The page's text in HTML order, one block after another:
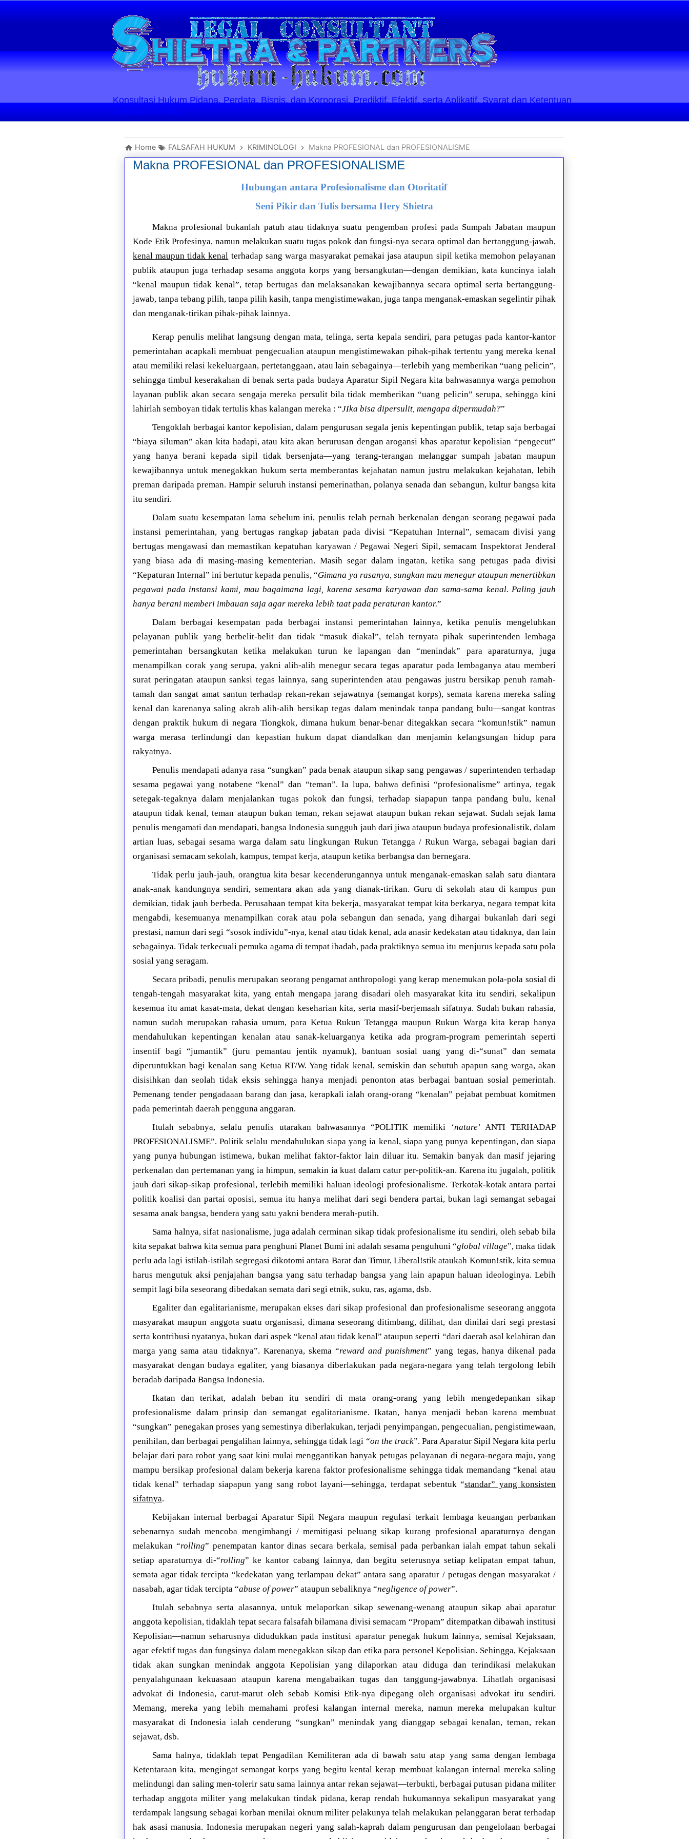
Konsultasi Hukum Pidana, Perdata, Bisnis, dan Korporasi. Prediktif, Efektif, serta Aplikatif. Syarat dan Ketentuan
Layanan Berlaku
Home FALSAFAH HUKUM KRIMINOLOGI Makna PROFESIONAL dan PROFESIONALISME
Makna PROFESIONAL dan PROFESIONALISME
Hubungan antara Profesionalisme dan Otoritatif
Seni Pikir dan Tulis bersama Hery Shietra
Makna profesional bukanlah patuh atau tidaknya suatu pengemban profesi pada Sumpah Jabatan maupun
Kode Etik Profesinya, namun melakukan suatu tugas pokok dan fungsi-nya secara optimal dan bertanggung-jawab,
kenal maupun tidak kenal terhadap sang warga masyarakat pemakai jasa ataupun sipil ketika memohon pelayanan
publik ataupun juga terhadap sesama anggota korps yang bersangkutan—dengan demikian, kata kuncinya ialah
“kenal maupun tidak kenal”, tetap bertugas dan melaksanakan kewajibannya secara optimal serta bertanggung-
jawab, tanpa tebang pilih, tanpa pilih kasih, tanpa mengistimewakan, juga tanpa menganak-emaskan segelintir pihak
dan menganak-tirikan pihak-pihak lainnya.
Kerap penulis melihat langsung dengan mata, telinga, serta kepala sendiri, para petugas pada kantor-kantor
pemerintahan acapkali membuat pengecualian ataupun mengistimewakan pihak-pihak tertentu yang mereka kenal
atau memiliki relasi kekeluargaan, pertetanggaan, atau lain sebagainya—terlebih yang memberikan “uang pelicin”,
sehingga timbul keserakahan di benak serta pada budaya Aparatur Sipil Negara kita bahwasannya warga pemohon
layanan publik akan secara sengaja mereka persulit bila tidak memberikan “uang pelicin” serupa, sehingga kini
lahirlah semboyan tidak tertulis khas kalangan mereka : “JIka bisa dipersulit, mengapa dipermudah?”
Tengoklah berbagai kantor kepolisian, dalam pengurusan segala jenis kepentingan publik, tetap saja berbagai
“biaya siluman” akan kita hadapi, atau kita akan berurusan dengan arogansi khas aparatur kepolisian “pengecut”
yang hanya berani kepada sipil tidak bersenjata—yang terang-terangan melanggar sumpah jabatan maupun
kewajibannya untuk menegakkan hukum serta memberantas kejahatan namun justru melakukan kejahatan, lebih
preman daripada preman. Hampir seluruh instansi pemerinathan, polanya senada dan sebangun, kultur bangsa kita
itu sendiri.
Dalam suatu kesempatan lama sebelum ini, penulis telah pernah berkenalan dengan seorang pegawai pada
instansi pemerintahan, yang bertugas rangkap jabatan pada divisi “Kepatuhan Internal”, semacam divisi yang
bertugas mengawasi dan memastikan kepatuhan karyawan / Pegawai Negeri Sipil, semacam Inspektorat Jenderal
yang biasa ada di masing-masing kementerian. Masih segar dalam ingatan, ketika sang petugas pada divisi
“Kepaturan Internal” ini bertutur kepada penulis, “Gimana ya rasanya, sungkan mau menegur ataupun menertibkan
pegawai pada instansi kami, mau bagaimana lagi, karena sesama karyawan dan sama-sama kenal. Paling jauh
hanya berani memberi imbauan saja agar mereka lebih taat pada peraturan kantor.”
Dalam berbagai kesempatan pada berbagai instansi pemerintahan lainnya, ketika penulis mengeluhkan
pelayanan publik yang berbelit-belit dan tidak “masuk diakal”, telah ternyata pihak superintenden lembaga
pemerintahan bersangkutan ketika melakukan turun ke lapangan dan “menindak” para aparaturnya, juga
menampilkan corak yang serupa, yakni alih-alih menegur secara tegas aparatur pada lembaganya atau memberi
surat peringatan ataupun sanksi tegas lainnya, sang superintenden atau pengawas justru bersikap penuh ramah-
tamah dan sangat amat santun terhadap rekan-rekan sejawatnya (semangat korps), semata karena mereka saling
kenal dan karenanya saling akrab alih-alih bersikap tegas dalam menindak tanpa pandang bulu—sangat kontras
dengan praktik hukum di negara Tiongkok, dimana hukum benar-benar ditegakkan secara “komun!stik” namun
warga merasa terlindungi dan kepastian hukum dapat diandalkan dan menjamin kelangsungan hidup para
rakyatnya.
Penulis mendapati adanya rasa “sungkan” pada benak ataupun sikap sang pengawas / superintenden terhadap
sesama pegawai yang notabene “kenal” dan “teman”. Ia lupa, bahwa definisi “profesionalisme” artinya, tegak
setegak-tegaknya dalam menjalankan tugas pokok dan fungsi, terhadap siapapun tanpa pandang bulu, kenal
ataupun tidak kenal, teman ataupun bukan teman, rekan sejawat ataupun bukan rekan sejawat. Sudah sejak lama
penulis mengamati dan mendapati, bangsa Indonesia sungguh jauh dari jiwa ataupun budaya profesionalistik, dalam
artian luas, sebagai sesama warga dalam satu lingkungan Rukun Tetangga / Rukun Warga, sebagai bagian dari
organisasi semacam sekolah, kampus, tempat kerja, ataupun ketika berbangsa dan bernegara.
Tidak perlu jauh-jauh, orangtua kita besar kecenderungannya untuk menganak-emaskan salah satu diantara
anak-anak kandungnya sendiri, sementara akan ada yang dianak-tirikan. Guru di sekolah atau di kampus pun
demikian, tidak jauh berbeda. Perusahaan tempat kita bekerja, masyarakat tempat kita berkarya, negara tempat kita
mengabdi, kesemuanya menampilkan corak atau pola sebangun dan senada, yang dihargai bukanlah dari segi
prestasi, namun dari segi “sosok individu”-nya, kenal atau tidak kenal, ada anasir kedekatan atau tidaknya, dan lain
sebagainya. Tidak terkecuali pemuka agama di tempat ibadah, pada praktiknya semua itu menjurus kepada satu pola
sosial yang seragam.
Secara pribadi, penulis merupakan seorang pengamat anthropologi yang kerap menemukan pola-pola sosial di
tengah-tengah masyarakat kita, yang entah mengapa jarang disadari oleh masyarakat kita itu sendiri, sekalipun
kesemua itu amat kasat-mata, dekat dengan keseharian kita, serta masif-berjemaah sifatnya. Sudah bukan rahasia,
namun sudah merupakan rahasia umum, para Ketua Rukun Tetangga maupun Rukun Warga kita kerap hanya
mendahulukan kepentingan kenalan atau sanak-keluarganya ketika ada program-program pemerintah seperti
insentif bagi “jumantik” (juru pemantau jentik nyamuk), bantuan sosial uang yang di-“sunat” dan semata
diperuntukkan bagi kenalan sang Ketua RT/W. Yang tidak kenal, semiskin dan sebutuh apapun sang warga, akan
disisihkan dan seolah tidak eksis sehingga hanya menjadi penonton atas berbagai bantuan sosial pemerintah.
Pemenang tender pengadaaan barang dan jasa, kerapkali ialah orang-orang “kenalan” pejabat pembuat komitmen
pada pemerintah daerah pengguna anggaran.
Itulah sebabnya, selalu penulis utarakan bahwasannya “POLITIK memiliki ‘nature’ ANTI TERHADAP
PROFESIONALISME”. Politik selalu mendahulukan siapa yang ia kenal, siapa yang punya kepentingan, dan siapa
yang punya hubungan istimewa, bukan melihat faktor-faktor lain diluar itu. Semakin banyak dan masif jejaring
perkenalan dan pertemanan yang ia himpun, semakin ia kuat dalam catur per-politik-an. Karena itu jugalah, politik
jauh dari sikap-sikap profesional, terlebih memiliki haluan ideologi profesionalisme. Terkotak-kotak antara partai
politik koalisi dan partai oposisi, semua itu hanya melihat dari segi bendera partai, bukan lagi semangat sebagai
sesama anak bangsa, bendera yang satu yakni bendera merah-putih.
Sama halnya, sifat nasionalisme, juga adalah cerminan sikap tidak profesionalisme itu sendiri, oleh sebab bila
kita sepakat bahwa kita semua para penghuni Planet Bumi ini adalah sesama penguhuni “global village”, maka tidak
perlu ada lagi istilah-istilah segregasi dikotomi antara Barat dan Timur, Liberal!stik ataukah Komun!stik, kita semua
harus mengutuk aksi penjajahan bangsa yang satu terhadap bangsa yang lain apapun haluan ideologinya. Lebih
sempit lagi bila seseorang dibedakan semata dari segi etnik, suku, ras, agama, dsb.
Egaliter dan egalitarianisme, merupakan ekses dari sikap profesional dan profesionalisme seseorang anggota
masyarakat maupun anggota suatu organisasi, dimana seseorang ditimbang, dilihat, dan dinilai dari segi prestasi
serta kontribusi nyatanya, bukan dari aspek “kenal atau tidak kenal” ataupun seperti “dari daerah asal kelahiran dan
marga yang sama atau tidaknya”. Karenanya, skema “reward and punishment” yang tegas, hanya dikenal pada
masyarakat dengan budaya egaliter, yang biasanya diberlakukan pada negara-negara yang telah tergolong lebih
beradab daripada Bangsa Indonesia.
Ikatan dan terikat, adalah beban itu sendiri di mata orang-orang yang lebih mengedepankan sikap
profesionalisme dalam prinsip dan semangat egalitarianisme. Ikatan, hanya menjadi beban karena membuat
“sungkan” penegakan proses yang semestinya diberlakukan, terjadi penyimpangan, pengecualian, pengistimewaan,
penihilan, dan berbagai pengalihan lainnya, sehingga tidak lagi “on the track”. Para Aparatur Sipil Negara kita perlu
belajar dari para robot yang saat kini mulai menggantikan banyak petugas pelayanan di negara-negara maju, yang
mampu bersikap profesional dalam bekerja karena faktor profesionalisme sehingga tidak memandang “kenal atau
tidak kenal” terhadap siapapun yang sang robot layani—sehingga, terdapat sebentuk “standar” yang konsisten
sifatnya.
Kebijakan internal berbagai Aparatur Sipil Negara maupun regulasi terkait lembaga keuangan perbankan
sebenarnya sudah mencoba mengimbangi / memitigasi peluang sikap kurang profesional aparaturnya dengan
melakukan “rolling” penempatan kantor dinas secara berkala, semisal pada perbankan ialah empat tahun sekali
setiap aparaturnya di-“rolling” ke kantor cabang lainnya, dan begitu seterusnya setiap kelipatan empat tahun,
semata agar tidak tercipta “kedekatan yang terlampau dekat” antara sang aparatur / petugas dengan masyarakat /
nasabah, agar tidak tercipta “abuse of power” ataupun sebaliknya “negligence of power”.
Itulah sebabnya serta alasannya, untuk melaporkan sikap sewenang-wenang ataupun sikap abai aparatur
anggota kepolisian, tidaklah tepat secara falsafah bilamana divisi semacam “Propam” ditempatkan dibawah institusi
Kepolisian—namun seharusnya didudukkan pada institusi aparatur penegak hukum lainnya, semisal Kejaksaan,
agar efektif tugas dan fungsinya dalam menegakkan sikap dan etika para personel Kepolisian. Sehingga, Kejaksaan
tidak akan sungkan menindak anggota Kepolisian yang dilaporkan atau diduga dan terindikasi melakukan
penyalahgunaan kekuasaan ataupun karena mengabaikan tugas dan tanggung-jawabnya. Lihatlah organisasi
advokat di Indonesia, carut-marut oleh sebab Komisi Etik-nya dipegang oleh organisasi advokat itu sendiri.
Memang, mereka yang lebih memahami profesi kalangan internal mereka, namun mereka melupakan kultur
masyarakat di Indonesia ialah cenderung “sungkan” menindak yang dianggap sebagai kenalan, teman, rekan
sejawat, dsb.
Sama halnya, tidaklah tepat Pengadilan Kemiliteran ada di bawah satu atap yang sama dengan lembaga
Ketentaraan kita, mengingat semangat korps yang begitu kental kerap membuat kalangan internal mereka saling
melindungi dan saling men-tolerir satu sama lainnya antar rekan sejawat—terbukti, berbagai putusan pidana militer
terhadap anggota militer yang melakukan tindak pidana, kerap rendah hukumannya sekalipun masyarakat yang
terdampak langsung sebagai korban menilai oknum militer pelakunya telah melakukan pelanggaran berat terhadap
hak asasi manusia. Indonesia merupakan negeri yang salah-kaprah dalam pengurusan dan pengelolaan berbagai